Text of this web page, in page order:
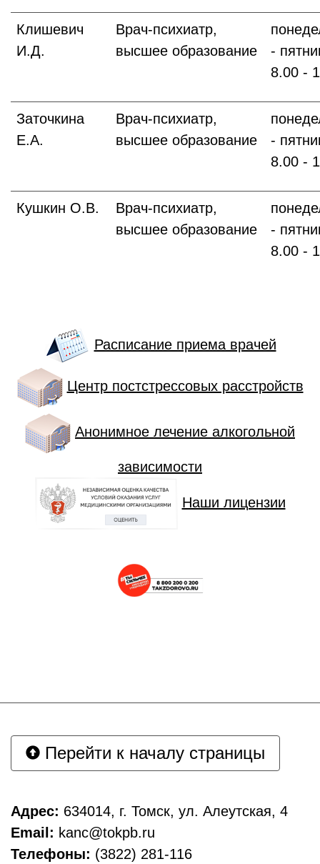
Клишевич
И.Д.
Врач-психиатр,
высшее образование
-
8.00 -
Заточкина
Е.А.
Врач-психиатр,
высшее образование
-
8.00 -
Кушкин О.В.
Врач-психиатр,
высшее образование
-
8.00 -
Расписание приема врачей
Центр постстрессовых расстройств
Анонимное лечение алкогольной
зависимости
Наши лицензии
Перейти к началу страницы
Адрес: 634014, г. Томск, ул. Алеутская, 4
Email: kanc@tokpb.ru
Телефоны: (3822) 281-116